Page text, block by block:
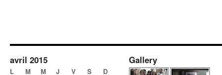
avril 2015
L M M J V S D
Gallery